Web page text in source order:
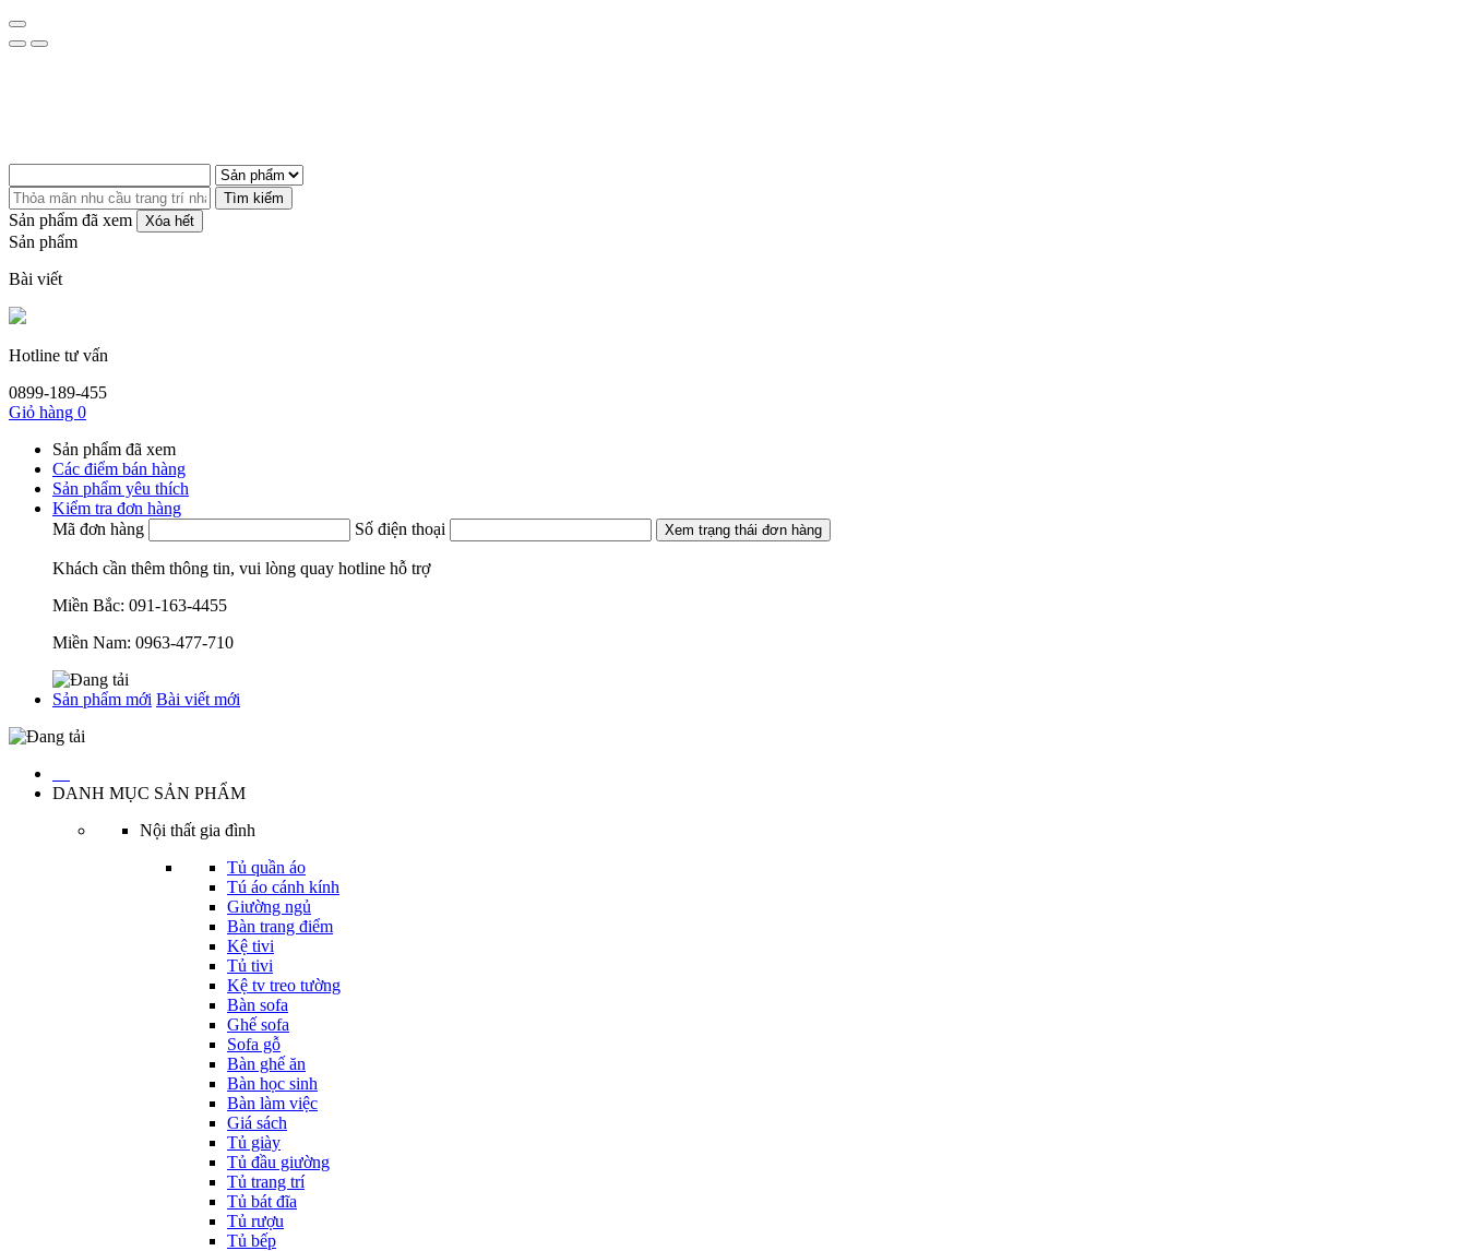
Tìm kiếm
Sản phẩm đã xem Xóa hết
Sản phẩm
Bài viết
Hotline tư vấn
0899-189-455
Giỏ hàng 0
Sản phẩm đã xem
Các điểm bán hàng
Sản phẩm yêu thích
Kiểm tra đơn hàng
Mã đơn hàng
Số điện thoại Xem trạng thái đơn hàng
Khách cần thêm thông tin, vui lòng quay hotline hỗ trợ
Miền Bắc: 091-163-4455
Miền Nam: 0963-477-710
Sản phẩm mới Bài viết mới
DANH MỤC SẢN PHẨM
Nội thất gia đình
Tủ quần áo
Tú áo cánh kính
Giường ngủ
Bàn trang điểm
Kệ tivi
Tủ tivi
Kệ tv treo tường
Bàn sofa
Ghế sofa
Sofa gỗ
Bàn ghế ăn
Bàn học sinh
Bàn làm việc
Giá sách
Tủ giày
Tủ đầu giường
Tủ trang trí
Tủ bát đĩa
Tủ rượu
Tủ bếp